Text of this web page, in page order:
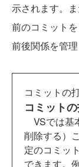
示されます。
前のコミット
前後関係を管
コミットの
コミット
VSでは基
削除する）
定のコミッ
できます。